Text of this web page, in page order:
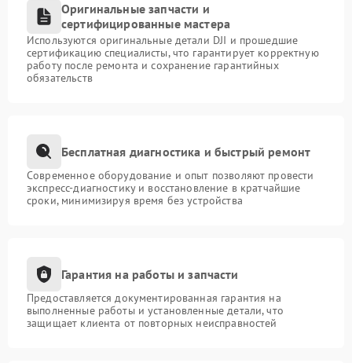
Оригинальные запчасти и
сертифицированные мастера
Используются оригинальные детали DJI и прошедшие
сертификацию специалисты, что гарантирует корректную
работу после ремонта и сохранение гарантийных
обязательств
Бесплатная диагностика и быстрый ремонт
Современное оборудование и опыт позволяют провести
экспресс-диагностику и восстановление в кратчайшие
сроки, минимизируя время без устройства
Гарантия на работы и запчасти
Предоставляется документированная гарантия на
выполненные работы и установленные детали, что
защищает клиента от повторных неисправностей